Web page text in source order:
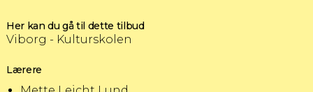
Her kan du gå til dette tilbud
Viborg - Kulturskolen
Lærere